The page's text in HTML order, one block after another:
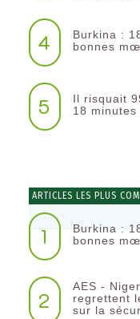
4
Burkina :
bonnes
5
Il risquait
18
ARTICLES LES PLUS
1
Burkina :
bonnes
2
AES -
regrettent
sur la